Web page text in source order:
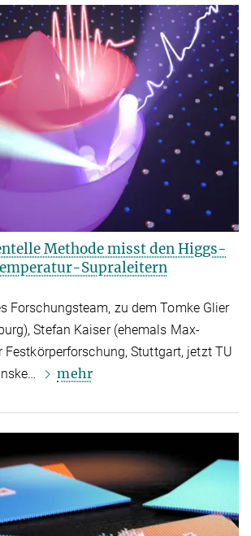
Methode misst den Higgs-
Supraleitern
Forschungsteam, zu dem Tomke Glier
Stefan Kaiser (ehemals Max-
Stuttgart, jetzt TU
mehr